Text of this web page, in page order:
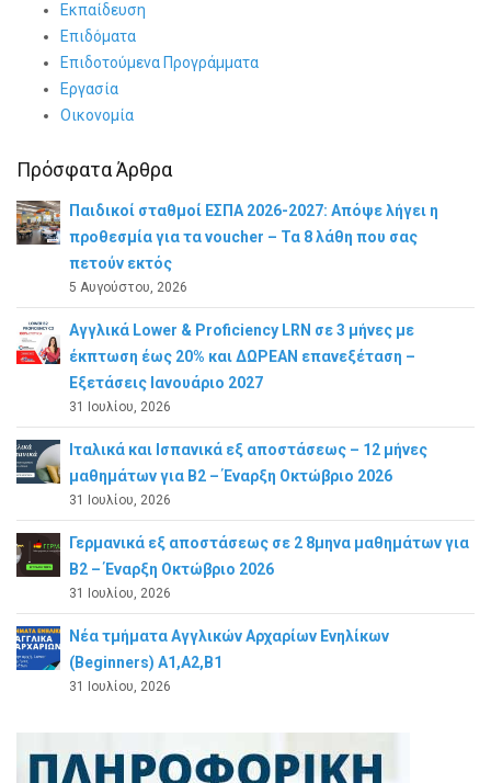
Εκπαίδευση
Επιδόματα
Επιδοτούμενα Προγράμματα
Εργασία
Οικονομία
Πρόσφατα Άρθρα
Παιδικοί σταθμοί ΕΣΠΑ 2026-2027: Απόψε λήγει η
προθεσμία για τα voucher – Τα 8 λάθη που σας
πετούν εκτός
5 Αυγούστου, 2026
Αγγλικά Lower & Proficiency LRN σε 3 μήνες με
έκπτωση έως 20% και ΔΩΡΕΑΝ επανεξέταση –
Εξετάσεις Ιανουάριο 2027
31 Ιουλίου, 2026
Ιταλικά και Ισπανικά εξ αποστάσεως – 12 μήνες
μαθημάτων για B2 – Έναρξη Οκτώβριο 2026
31 Ιουλίου, 2026
Γερμανικά εξ αποστάσεως σε 2 8μηνα μαθημάτων για
Β2 – Έναρξη Οκτώβριο 2026
31 Ιουλίου, 2026
Νέα τμήματα Αγγλικών Αρχαρίων Ενηλίκων
(Beginners) A1,A2,B1
31 Ιουλίου, 2026